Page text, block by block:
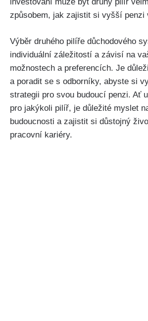
způsobem, jak zajistit si vyšší penzi
Výběr druhého pilíře důchodového
individuální záležitostí a závisí na
možnostech a preferencích. Je
a poradit se s odborníky, abyste si
strategii pro svou budoucí penzi. Ať
pro jakýkoli pilíř, je důležité myslet
budoucnosti a zajistit si důstojný
pracovní kariéry.